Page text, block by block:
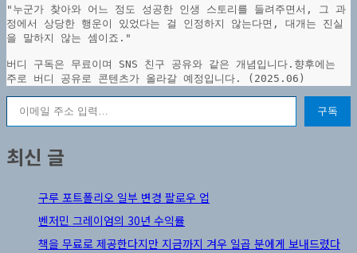
"누군가 찾아와 어느 정도 성공한 인생 스토리를 들려주면서, 그 과
정에서 상당한 행운이 있었다는 걸 인정하지 않는다면, 대개는 진실
을 말하지 않는 셈이죠."
버디 구독은 무료이며 SNS 친구 공유와 같은 개념입니다.향후에는
주로 버디 공유로 콘텐츠가 올라갈 예정입니다. (2025.06)
이메일 주소 입력…
구독
최신 글
구루 포트폴리오 일부 변경 팔로우 업
벤저민 그레이엄의 30년 수익률
책을 무료로 제공한다지만 지금까지 겨우 일곱 분에게 보내드렸다